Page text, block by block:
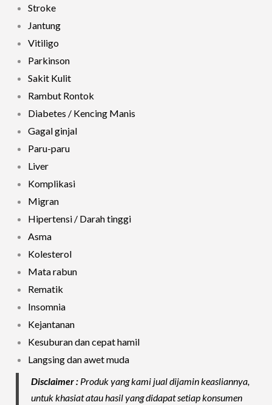
Stroke
Jantung
Vitiligo
Parkinson
Sakit Kulit
Rambut Rontok
Diabetes / Kencing Manis
Gagal ginjal
Paru-paru
Liver
Komplikasi
Migran
Hipertensi / Darah tinggi
Asma
Kolesterol
Mata rabun
Rematik
Insomnia
Kejantanan
Kesuburan dan cepat hamil
Langsing dan awet muda
Disclaimer : Produk yang kami jual dijamin keasliannya,
untuk khasiat atau hasil yang didapat setiap konsumen